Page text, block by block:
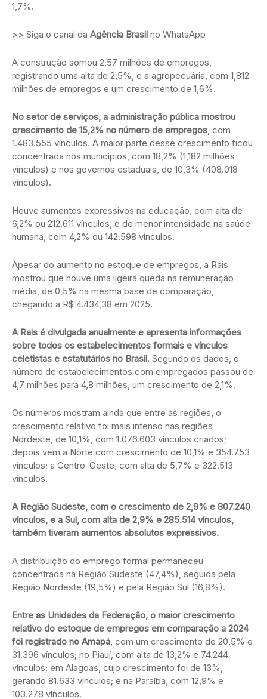
1,7%.
>> Siga o canal da Agência Brasil no WhatsApp
A construção somou 2,57 milhões de empregos,
registrando uma alta de 2,5%, e a agropecuária, com 1,812
milhões de empregos e um crescimento de 1,6%.
No setor de serviços, a administração pública mostrou
crescimento de 15,2% no número de empregos, com
1.483.555 vínculos. A maior parte desse crescimento ficou
concentrada nos municípios, com 18,2% (1,182 milhões
vínculos) e nos governos estaduais, de 10,3% (408.018
vínculos).
Houve aumentos expressivos na educação, com alta de
6,2% ou 212.611 vínculos, e de menor intensidade na saúde
humana, com 4,2% ou 142.598 vínculos.
Apesar do aumento no estoque de empregos, a Rais
mostrou que houve uma ligeira queda na remuneração
média, de 0,5% na mesma base de comparação,
chegando a R$ 4.434,38 em 2025.
A Rais é divulgada anualmente e apresenta informações
sobre todos os estabelecimentos formais e vínculos
celetistas e estatutários no Brasil. Segundo os dados, o
número de estabelecimentos com empregados passou de
4,7 milhões para 4,8 milhões, um crescimento de 2,1%.
Os números mostram ainda que entre as regiões, o
crescimento relativo foi mais intenso nas regiões
Nordeste, de 10,1%, com 1.076.603 vínculos criados;
depois vem a Norte com crescimento de 10,1% e 354.753
vínculos; a Centro-Oeste, com alta de 5,7% e 322.513
vínculos.
A Região Sudeste, com o crescimento de 2,9% e 807.240
vínculos, e a Sul, com alta de 2,9% e 285.514 vínculos,
também tiveram aumentos absolutos expressivos.
A distribuição do emprego formal permaneceu
concentrada na Região Sudeste (47,4%), seguida pela
Região Nordeste (19,5%) e pela Região Sul (16,8%).
Entre as Unidades da Federação, o maior crescimento
relativo do estoque de empregos em comparação a 2024
foi registrado no Amapá, com um crescimento de 20,5% e
31.396 vínculos; no Piauí, com alta de 13,2% e 74.244
vínculos; em Alagoas, cujo crescimento foi de 13%,
gerando 81.633 vínculos; e na Paraíba, com 12,9% e
103.278 vínculos.